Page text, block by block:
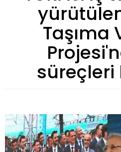
Taşıma
süreçleri